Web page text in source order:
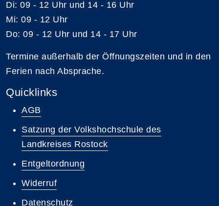
Di: 09 - 12 Uhr und 14 - 16 Uhr
Mi: 09 - 12 Uhr
Do: 09 - 12 Uhr und 14 - 17 Uhr
Termine außerhalb der Öffnungszeiten und in den
Ferien nach Absprache.
Quicklinks
AGB
Satzung der Volkshochschule des
Landkreises Rostock
Entgeltordnung
Widerruf
Datenschutz